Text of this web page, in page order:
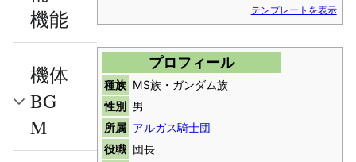
テンプレートを表示
プロフィール
種族 MS族・ガンダム族
性別 男
所属 アルガス騎士団
役職 団長
機能
機体
BG
M